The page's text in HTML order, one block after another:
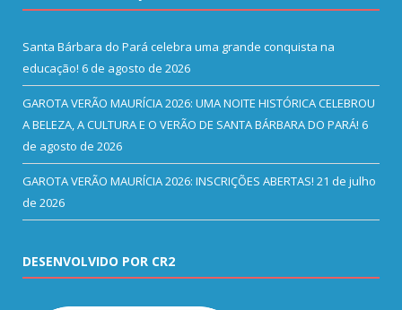
Santa Bárbara do Pará celebra uma grande conquista na
educação! 6 de agosto de 2026
GAROTA VERÃO MAURÍCIA 2026: UMA NOITE HISTÓRICA CELEBROU
A BELEZA, A CULTURA E O VERÃO DE SANTA BÁRBARA DO PARÁ! 6
de agosto de 2026
GAROTA VERÃO MAURÍCIA 2026: INSCRIÇÕES ABERTAS! 21 de julho
de 2026
DESENVOLVIDO POR CR2